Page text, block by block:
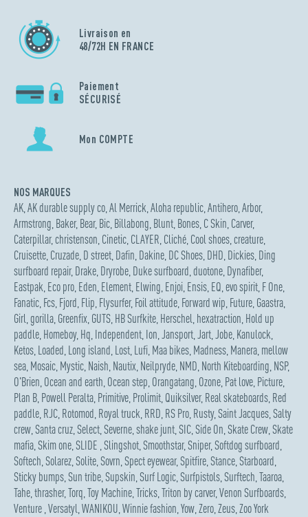
Livraison en
48/72H EN FRANCE
Paiement
SÉCURISÉ
Mon COMPTE
NOS MARQUES
AK,AK durable supply co,Al Merrick,Aloha republic,Antihero,Arbor,
Armstrong,Baker,Bear,Bic,Billabong,Blunt,Bones,C Skin,Carver,
Caterpillar,christenson,Cinetic,CLAYER,Cliché,Cool shoes,creature,
Cruisette,Cruzade,D street,Dafin,Dakine,DC Shoes,DHD,Dickies,Ding
surfboard repair,Drake,Dryrobe,Duke surfboard,duotone,Dynafiber,
Eastpak,Eco pro,Eden,Element,Elwing,Enjoi,Ensis,EQ,evo spirit,F One,
Fanatic,Fcs,Fjord,Flip,Flysurfer,Foil attitude,Forward wip,Future,Gaastra,
Girl,gorilla,Greenfix,GUTS,HB Surfkite,Herschel,hexatraction,Hold up
paddle,Homeboy,Hq,Independent,Ion,Jansport,Jart,Jobe,Kanulock,
Ketos,Loaded,Long island,Lost,Lufi,Maa bikes,Madness,Manera,mellow
sea,Mosaic,Mystic,Naish,Nautix,Neilpryde,NMD,North Kiteboarding,NSP,
O'Brien,Ocean and earth,Ocean step,Orangatang,Ozone,Pat love,Picture,
Plan B,Powell Peralta,Primitive,Prolimit,Quiksilver,Real skateboards,Red
paddle,RJC,Rotomod,Royal truck,RRD,RS Pro,Rusty,Saint Jacques,Salty
crew,Santa cruz,Select,Severne,shake junt,SIC,Side On,Skate Crew,Skate
mafia,Skim one,SLIDE ,Slingshot,Smoothstar,Sniper,Softdog surfboard,
Softech,Solarez,Solite,Sovrn,Spect eyewear,Spitfire,Stance,Starboard,
Sticky bumps,Sun tribe,Supskin,Surf Logic,Surfpistols,Surftech,Taaroa,
Tahe,thrasher,Torq,Toy Machine,Tricks,Triton by carver,Venon Surfboards,
Venture,Versatyl,WANIKOU,Winnie fashion,Yow,Zero,Zeus,Zoo York